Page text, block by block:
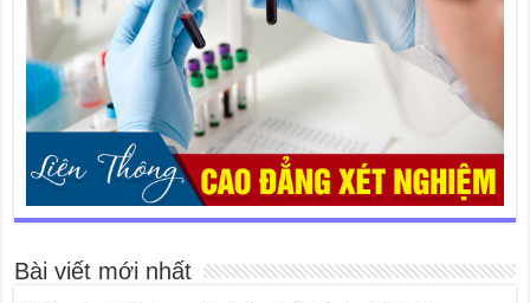
Bài viết mới nhất